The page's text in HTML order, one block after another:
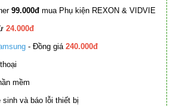
99.000đ mua Phụ kiện REXON & VIDVIE
24.000đ
- Đồng giá 240.000đ
mềm
sinh và báo lỗi thiết bị